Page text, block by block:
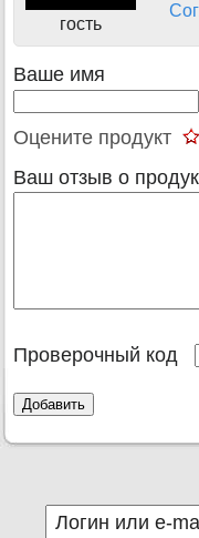
гость
Ваше имя
Оцените продукт
Ваш отзыв о
Проверочный код